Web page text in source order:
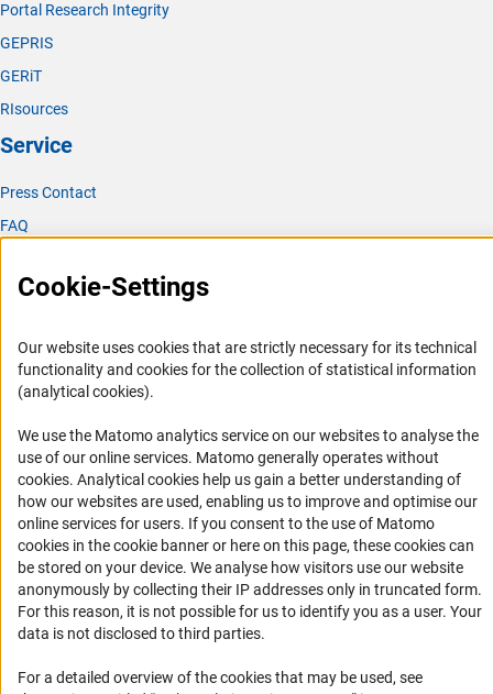
Portal Research Integrity
GEPRIS
GERiT
RIsources
Service
Press Contact
FAQ
Informant Portal
RSS Feeds
Accessibility
Services and Information for Persons with Disabilities
Accessibility Statement
Report a Barrier
DFG Newsletter
Receive news from the DFG directly in your mailbox.
Cookie-Settings
Our website uses cookies that are strictly necessary for its technical
functionality and cookies for the collection of statistical information
(analytical cookies).
We use the Matomo analytics service on our websites to analyse the
use of our online services. Matomo generally operates without
cookies(Anc
. Analytical cookies help us gain a better understanding of
how our websites are used, enabling us to improve and optimise our
online services for users. If you consent to the use of Matomo
cookies in the cookie banner or here on this page, these cookies can
be stored on your device. We analyse how visitors use our website
anonymously by collecting their IP addresses only in truncated form.
For this reason, it is not possible for us to identify you as a user. Your
data is not disclosed to third parties.
For a detailed overview of the cookies that may be used, see